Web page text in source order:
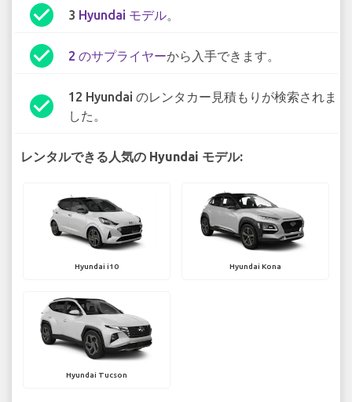
check_circle 3 Hyundai モデル。
check_circle 2 のサプライヤーから入手できます。
check_circle
12 Hyundai のレンタカー見積もりが検索されま
した。
レンタルできる人気の Hyundai モデル:
Hyundai i10 Hyundai Kona
Hyundai Tucson